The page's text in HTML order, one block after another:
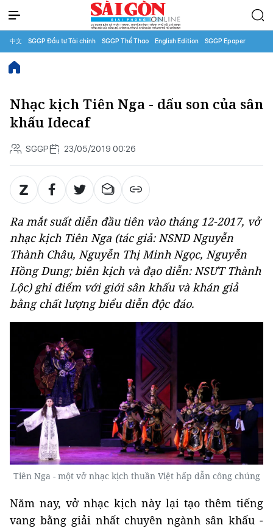
中文 SGGP Đầu tư Tài chính SGGP Thể Thao English Edition SGGP Epaper
Nhạc kịch Tiên Nga - dấu son của sân
khấu Idecaf
SGGP 23/05/2019 00:26
Ra mắt suất diễn đầu tiên vào tháng 12-2017, vở
nhạc kịch Tiên Nga (tác giả: NSND Nguyễn
Thành Châu, Nguyễn Thị Minh Ngọc, Nguyễn
Hồng Dung; biên kịch và đạo diễn: NSƯT Thành
Lộc) ghi điểm với giới sân khấu và khán giả
bằng chất lượng biểu diễn độc đáo.
Tiên Nga - một vở nhạc kịch thuần Việt hấp dẫn công chúng
Năm nay, vở nhạc kịch này lại tạo thêm tiếng
vang bằng giải nhất chuyên ngành sân khấu -